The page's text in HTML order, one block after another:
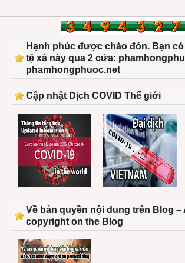
Hạnh phúc được chào đón. Bạn
tệ xá này qua 2 cửa:
phamhongphuoc.net
Cập nhật Dịch COVID Thế giới
Về bản quyền nội dung trên Blog
copyright on the Blog